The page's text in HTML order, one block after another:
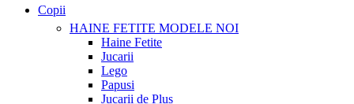
Copii
HAINE FETITE MODELE NOI
Haine Fetite
Jucarii
Lego
Papusi
Jucarii de Plus